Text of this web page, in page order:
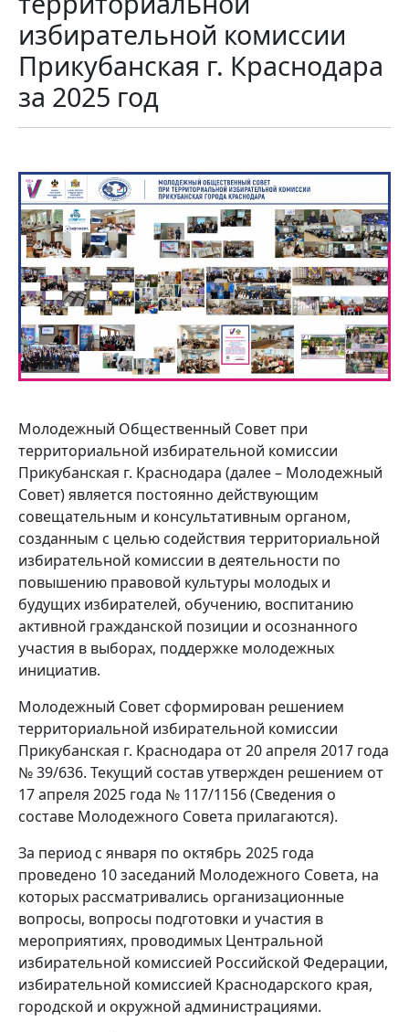
избирательной комиссии
Прикубанская г. Краснодара
за 2025 год
Молодежный Общественный Совет при
территориальной избирательной комиссии
Прикубанская г. Краснодара (далее – Молодежный
Совет) является постоянно действующим
совещательным и консультативным органом,
созданным с целью содействия территориальной
избирательной комиссии в деятельности по
повышению правовой культуры молодых и
будущих избирателей, обучению, воспитанию
активной гражданской позиции и осознанного
участия в выборах, поддержке молодежных
инициатив.
Молодежный Совет сформирован решением
территориальной избирательной комиссии
Прикубанская г. Краснодара от 20 апреля 2017 года
№ 39/636. Текущий состав утвержден решением от
17 апреля 2025 года № 117/1156 (Сведения о
составе Молодежного Совета прилагаются).
За период с января по октябрь 2025 года
проведено 10 заседаний Молодежного Совета, на
которых рассматривались организационные
вопросы, вопросы подготовки и участия в
мероприятиях, проводимых Центральной
избирательной комиссией Российской Федерации,
избирательной комиссией Краснодарского края,
городской и окружной администрациями.